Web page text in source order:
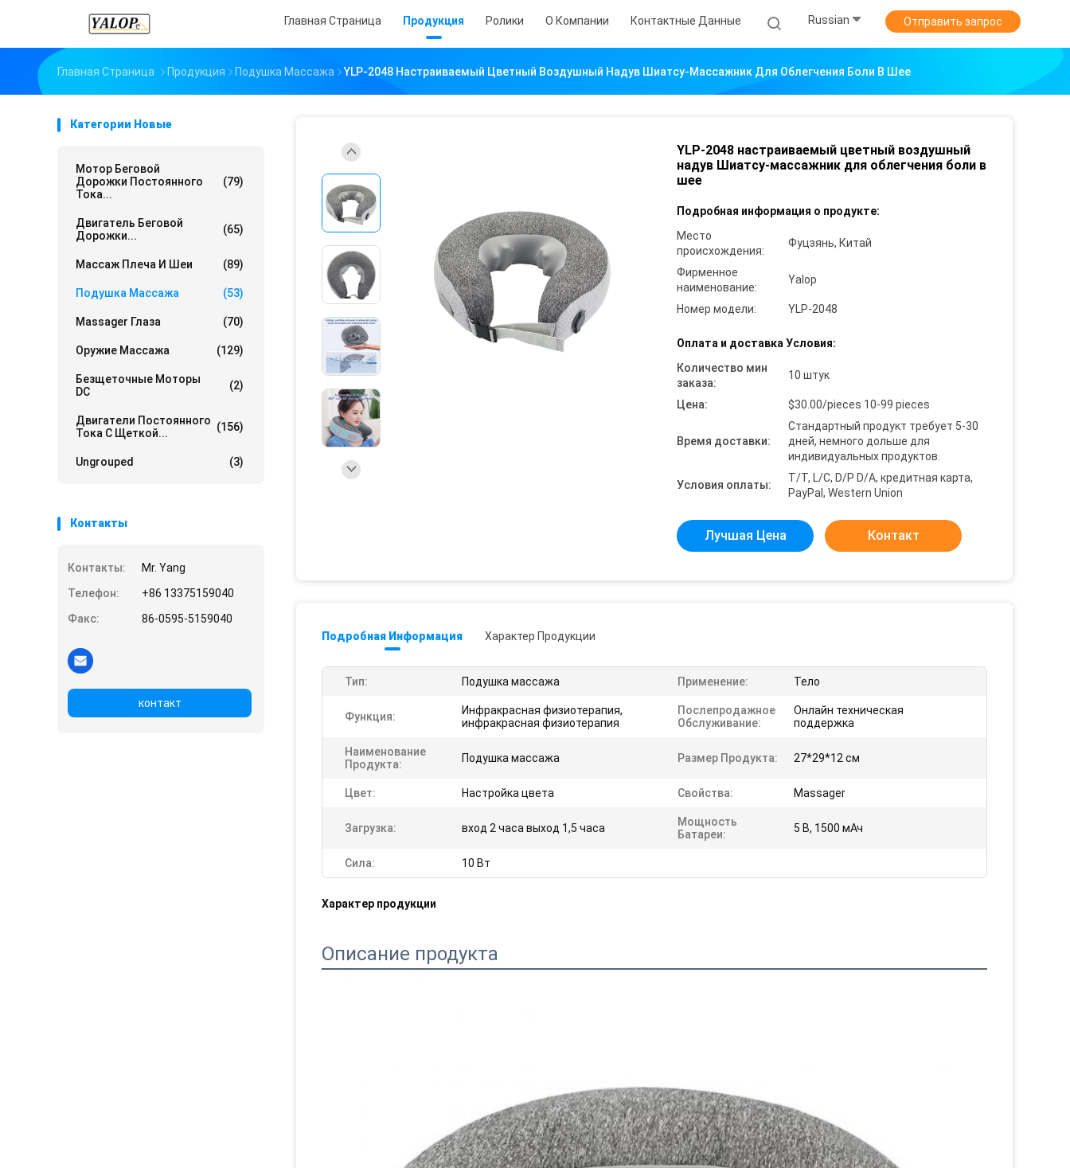
Главная Страница Продукция Ролики О Компании Контактные Данные Russian Отправить запрос
Главная Страница Продукция Подушка Массажа YLP-2048 Настраиваемый Цветный Воздушный Надув Шиатсу-Массажник Для Облегчения Боли В Шее
Категории Новые
Мотор Беговой
Дорожки Постоянного
Тока...
(79)
Двигатель Беговой
Дорожки...
(65)
Массаж Плеча И Шеи (89)
Подушка Массажа (53)
Massager Глаза (70)
Оружие Массажа (129)
Безщеточные Моторы
DC
(2)
Двигатели Постоянного
Тока С Щеткой...
(156)
Ungrouped (3)
Контакты
Контакты:
Mr. Yang
Телефон:
+86 13375159040
Факс:
86-0595-5159040
контакт
YLP-2048 настраиваемый цветный воздушный
надув Шиатсу-массажник для облегчения боли в
шее
Подробная информация о продукте:
Место
происхождения:
Фуцзянь, Китай
Фирменное
наименование:
Yalop
Номер модели: YLP-2048
Оплата и доставка Условия:
Количество мин
заказа:
10 штук
Цена: $30.00/pieces 10-99 pieces
Время доставки:
Стандартный продукт требует 5-30
дней, немного дольше для
индивидуальных продуктов.
Условия оплаты:
T/T, L/C, D/P D/A, кредитная карта,
PayPal, Western Union
Лучшая Цена Контакт
Подробная Информация Характер Продукции
Тип: Подушка массажа Применение: Тело
Функция:
Инфракрасная физиотерапия,
инфракрасная физиотерапия
Послепродажное
Обслуживание:
Онлайн техническая
поддержка
Наименование
Продукта:
Подушка массажа Размер Продукта: 27*29*12 см
Цвет: Настройка цвета Свойства: Massager
Загрузка: вход 2 часа выход 1,5 часа
Мощность
Батареи:
5 В, 1500 мАч
Сила: 10 Вт
Характер продукции
Описание продукта